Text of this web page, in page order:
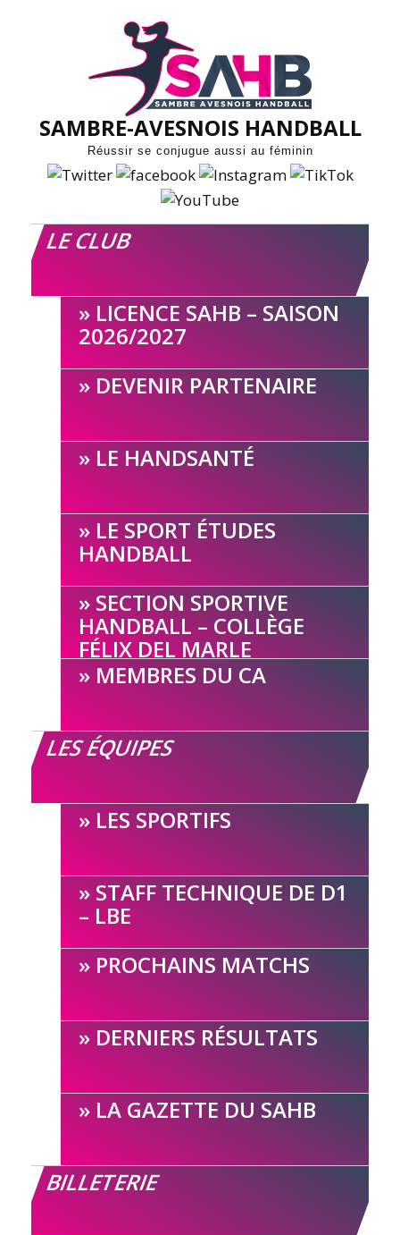
SAMBRE-AVESNOIS HANDBALL
Réussir se conjugue aussi au féminin
LE CLUB
LICENCE SAHB – SAISON
2026/2027
DEVENIR PARTENAIRE
LE HANDSANTÉ
LE SPORT ÉTUDES
HANDBALL
SECTION SPORTIVE
HANDBALL – COLLÈGE
FÉLIX DEL MARLE
MEMBRES DU CA
LES ÉQUIPES
LES SPORTIFS
STAFF TECHNIQUE DE D1
– LBE
PROCHAINS MATCHS
DERNIERS RÉSULTATS
LA GAZETTE DU SAHB
BILLETERIE